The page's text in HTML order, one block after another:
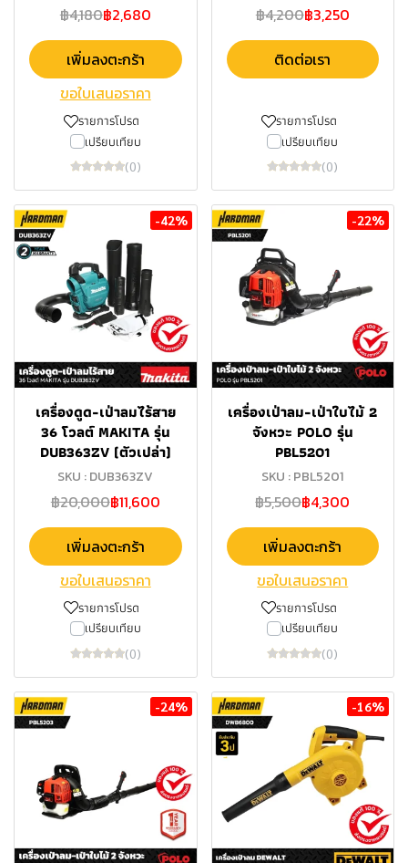
฿4,180฿2,680
เพิ่มลงตะกร้า
ขอใบเสนอราคา
รายการโปรด
เปรียบเทียบ
(0)
฿4,200฿3,250
ติดต่อเรา
รายการโปรด
เปรียบเทียบ
(0)
-42%
เครื่องดูด-เป่าลมไร้สาย
36 โวลต์ MAKITA รุ่น
DUB363ZV (ตัวเปล่า)
SKU : DUB363ZV
฿20,000฿11,600
เพิ่มลงตะกร้า
ขอใบเสนอราคา
รายการโปรด
เปรียบเทียบ
(0)
-22%
เครื่องเป่าลม-เป่าใบไม้ 2
จังหวะ POLO รุ่น
PBL5201
SKU : PBL5201
฿5,500฿4,300
เพิ่มลงตะกร้า
ขอใบเสนอราคา
รายการโปรด
เปรียบเทียบ
(0)
-24% -16%